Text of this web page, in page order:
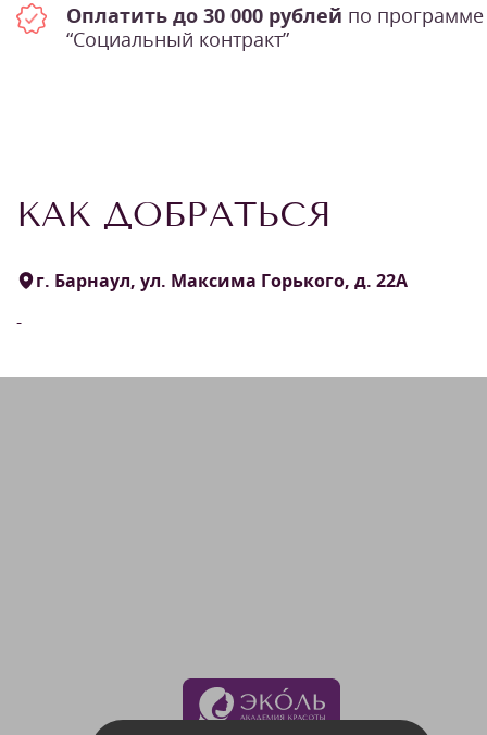
Оплатить до 30 000 рублей по программе
“Социальный контракт”
КАК ДОБРАТЬСЯ
г. Барнаул, ул. Максима Горького, д. 22А
-